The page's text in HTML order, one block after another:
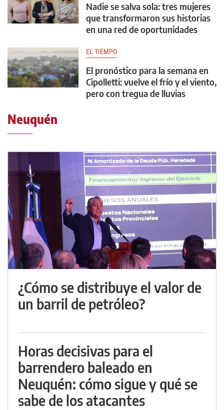
Nadie se salva sola: tres mujeres
que transformaron sus historias
en una red de oportunidades
EL TIEMPO
El pronóstico para la semana en
Cipolletti: vuelve el frío y el viento,
pero con tregua de lluvias
Neuquén
¿Cómo se distribuye el valor de
un barril de petróleo?
Horas decisivas para el
barrendero baleado en
Neuquén: cómo sigue y qué se
sabe de los atacantes